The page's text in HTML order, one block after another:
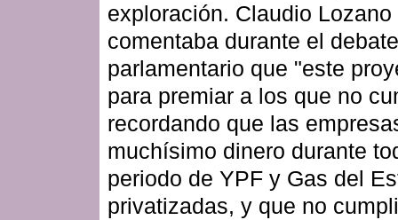
exploración. Claudio Lozano
comentaba durante el debate
parlamentario que "este
para premiar a los que no
recordando que las
muchísimo dinero durante
periodo de YPF y Gas del
privatizadas, y que no